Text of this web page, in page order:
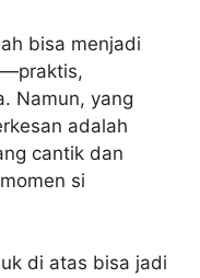
bisa menjadi
Namun, yang
adalah
cantik dan
si
di atas bisa jadi